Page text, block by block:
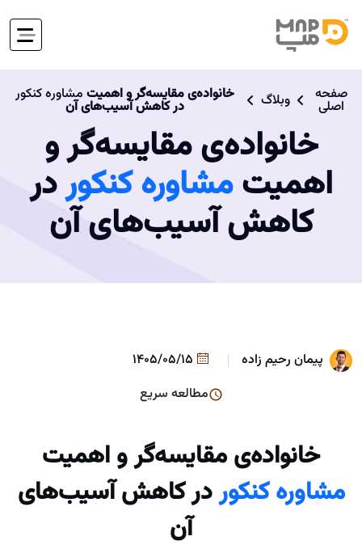
صفحه
اصلی وبلاگ خانواده‌ی مقایسه‌گر و اهمیت مشاوره کنکور
در کاهش آسیب‌های آن
خانواده‌ی مقایسه‌گر و
اهمیتمشاوره کنکوردر
کاهش آسیب‌های آن
پیمان رحیم زاده
مطالعه سریع
خانواده‌ی مقایسه‌گر و اهمیت
مشاوره کنکوردر کاهش آسیب‌های
آن